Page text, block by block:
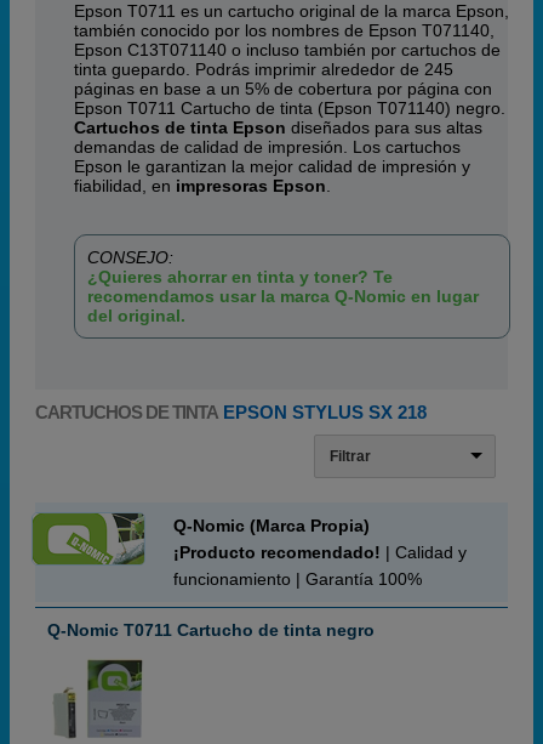
Epson T0711 es un cartucho original de la marca Epson,
también conocido por los nombres de Epson T071140,
Epson C13T071140 o incluso también por cartuchos de
tinta guepardo. Podrás imprimir alrededor de 245
páginas en base a un 5% de cobertura por página con
Epson T0711 Cartucho de tinta (Epson T071140) negro.
Cartuchos de tinta Epson diseñados para sus altas
demandas de calidad de impresión. Los cartuchos
Epson le garantizan la mejor calidad de impresión y
fiabilidad, en impresoras Epson
CONSEJO:
¿Quieres ahorrar en tinta y toner? Te
recomendamos usar la marca Q-Nomic en lugar
del original.
CARTUCHOS DE TINTA EPSON STYLUS SX 218
Filtrar
Q-Nomic (Marca Propia)
¡Producto recomendado! | Calidad y
funcionamiento | Garantía 100%
Q-Nomic T0711 Cartucho de tinta negro